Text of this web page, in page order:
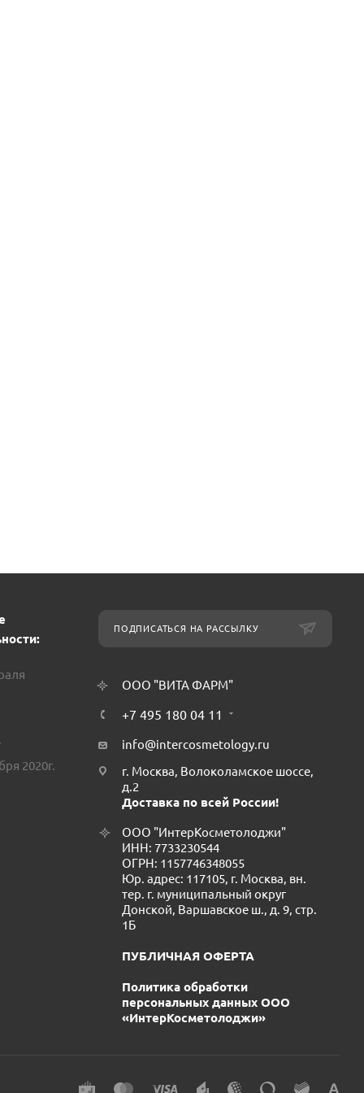
2020г.
ПОДПИСАТЬСЯ НА РАССЫЛКУ
ООО "ВИТА ФАРМ"
+7 495 180 04 11
info@intercosmetology.ru
г. Москва, Волоколамское шоссе,
д.2
Доставка по всей России!
ООО "ИнтерКосметолоджи"
ИНН: 7733230544
ОГРН: 1157746348055
Юр. адрес: 117105, г. Москва, вн.
тер. г. муниципальный округ
Донской, Варшавское ш., д. 9, стр.
1Б
ПУБЛИЧНАЯ ОФЕРТА
Политика обработки
персональных данных ООО
«ИнтерКосметолоджи»